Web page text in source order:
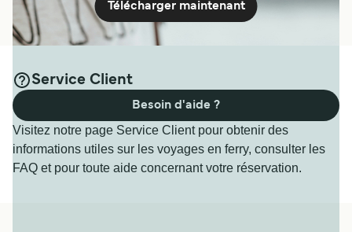
Télécharger maintenant
Service Client
Visitez notre page Service Client pour obtenir des
informations utiles sur les voyages en ferry, consulter les
FAQ et pour toute aide concernant votre réservation.
Besoin d'aide ?